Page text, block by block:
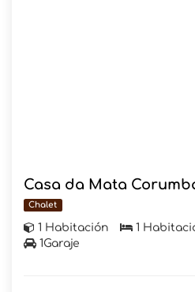
Casa da Mata
Chalet
1 Habitación 1
1Garaje